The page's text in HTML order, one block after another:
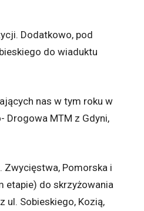
Dodatkowo, pod
do wiaduktu
nas w tym roku w
Drogowa MTM z Gdyni,
Zwycięstwa, Pomorska i
etapie) do skrzyżowania
ul. Sobieskiego, Kozią,